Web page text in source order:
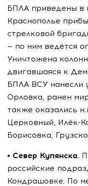
БПЛА приведены в
Краснополье
стрелковой
— по ним ведётся
Уничтожена
двигавшаяся к
БПЛА ВСУ нанесли
Орловка, ранен
также оказались
Церковный, Илёк-
Борисовка,
▪️ Север Купянска.
российские
Кондрашовке. По